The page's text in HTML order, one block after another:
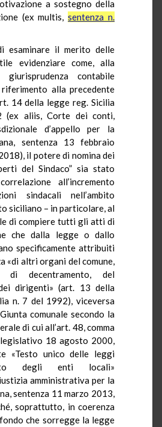
a sostegno della
(ex multis,sentenza n.
esaminare il merito delle
evidenziare come, alla
contabile
alla precedente
14 della legge reg. Sicilia
(ex aliis, Corte dei conti,
d’appello per la
sentenza 13 febbraio
il potere di nomina dei
del Sindaco” sia stato
all’incremento
sindacali nell’ambito
siciliano – in particolare, al
di compiere tutti gli atti di
che dalla legge o dallo
specificamente attribuiti
«di altri organi del comune,
di decentramento, del
dirigenti» (art. 13 della
n. 7 del 1992), viceversa
comunale secondo la
di cui all’art. 48, comma
18 agosto 2000,
«Testo unico delle leggi
degli enti locali»
amministrativa per la
sentenza 11 marzo 2013,
soprattutto, in coerenza
che sorregge la legge